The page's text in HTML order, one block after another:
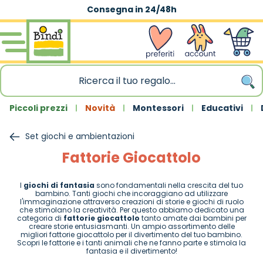
Consegna in 24/48h
Salta al contenuto
wishlist Account Carrello
Piccoli prezzi Novità Montessori Educativi
Set giochi e ambientazioni
Fattorie Giocattolo
I giochi di fantasia sono fondamentali nella crescita del tuo
bambino. Tanti giochi che incoraggiano ad utilizzare
l'immaginazione attraverso creazioni di storie e giochi di ruolo
che stimolano la creatività. Per questo abbiamo dedicato una
categoria di fattorie giocattolo tanto amate dai bambini per
creare storie entusiasmanti. Un ampio assortimento delle
migliori fattorie giocattolo per il divertimento del tuo bambino.
Scopri le fattorie e i tanti animali che ne fanno parte e stimola la
fantasia e il divertimento!